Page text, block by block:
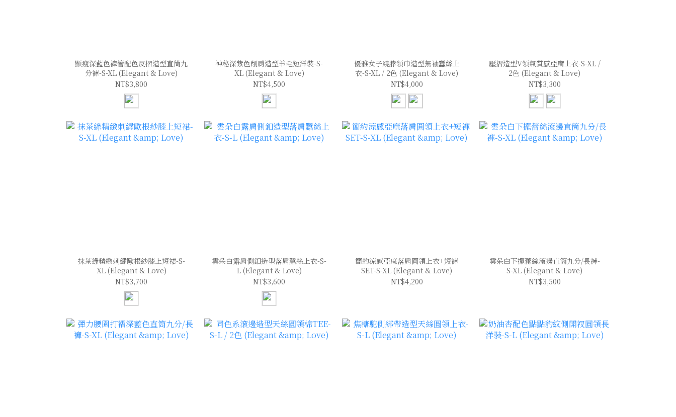
顯瘦深藍色褲管配色反摺造型直筒九
分褲-S-XL (Elegant & Love)
NT$3,800
神秘深紫色削肩造型羊毛短洋裝-S-
XL (Elegant & Love)
NT$4,500
優雅女子繞脖領巾造型無袖蠶絲上
衣-S-XL / 2色 (Elegant & Love)
NT$4,000
壓摺造型V領氣質感亞麻上衣-S-XL /
2色 (Elegant & Love)
NT$3,300
抹茶綠精緻刺繡歐根紗膝上短裙-S-
XL (Elegant & Love)
NT$3,700
雲朵白露肩側釦造型落肩蠶絲上衣-S-
L (Elegant & Love)
NT$3,600
簡約涼感亞麻落肩圓領上衣+短褲
SET-S-XL (Elegant & Love)
NT$4,200
雲朵白下擺蕾絲滾邊直筒九分/長褲-
S-XL (Elegant & Love)
NT$3,500